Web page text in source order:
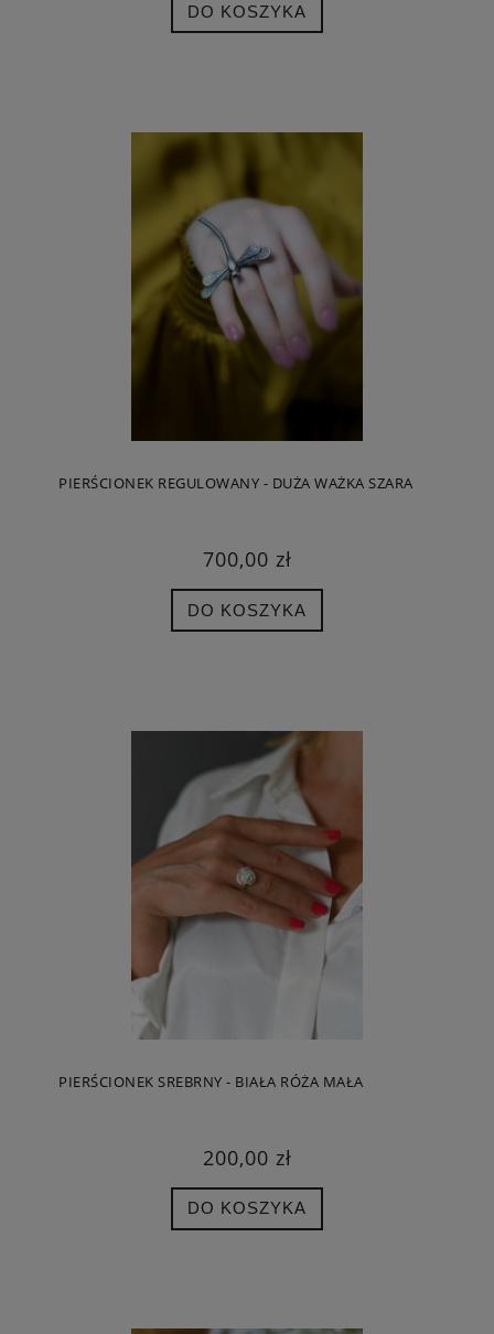
DO KOSZYKA
PIERŚCIONEK REGULOWANY - DUŻA WAŻKA SZARA
700,00 zł
DO KOSZYKA
PIERŚCIONEK SREBRNY - BIAŁA RÓŻA MAŁA
200,00 zł
DO KOSZYKA